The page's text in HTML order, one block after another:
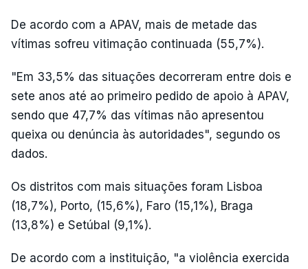
De acordo com a APAV, mais de metade das
vítimas sofreu vitimação continuada (55,7%).
"Em 33,5% das situações decorreram entre dois e
sete anos até ao primeiro pedido de apoio à APAV,
sendo que 47,7% das vítimas não apresentou
queixa ou denúncia às autoridades", segundo os
dados.
Os distritos com mais situações foram Lisboa
(18,7%), Porto, (15,6%), Faro (15,1%), Braga
(13,8%) e Setúbal (9,1%).
De acordo com a instituição, "a violência exercida